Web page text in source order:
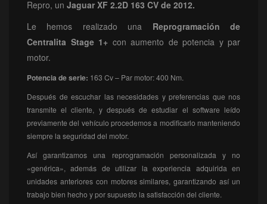
Repro, un Jaguar XF 2.2D 163 CV de 2012.
Le hemos realizado una Reprogramaciónde
Centralita Stage 1+ con aumento de potencia y par
motor.
Potencia de serie: 163 Cv – Par motor: 400 Nm.
Después de escuchar las necesidades y preferencias que nos
transmite el cliente, y después de estudiar el software leído
previamente del vehículo procedemos a modificarlo manteniendo
siempre la seguridad del motor.
Así garantizamos una reprogramación personalizada y no
«genérica», además de utilizar la experiencia adquirida en
unidades anteriores con motores similares, garantizando así un
trabajo bien hecho y por supuesto la satisfacción del cliente.